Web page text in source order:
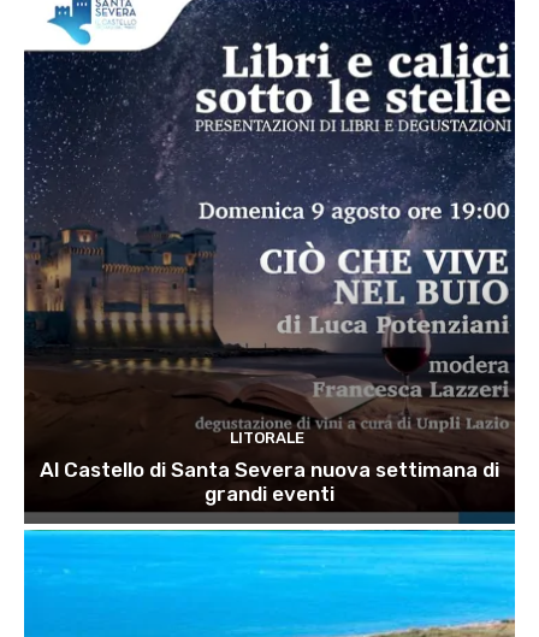
LITORALE
Al Castello di Santa Severa nuova settimana di
grandi eventi